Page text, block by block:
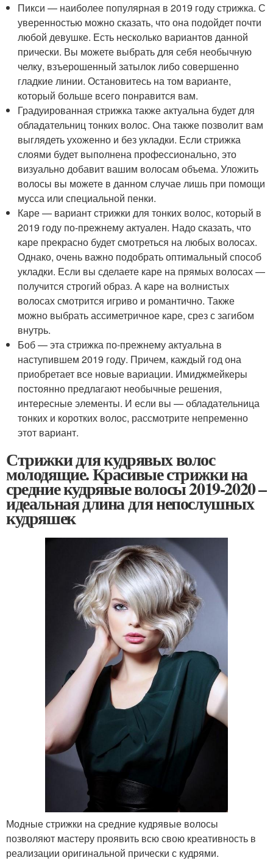
Пикси — наиболее популярная в 2019 году стрижка. С
уверенностью можно сказать, что она подойдет почти
любой девушке. Есть несколько вариантов данной
прически. Вы можете выбрать для себя необычную
челку, взъерошенный затылок либо совершенно
гладкие линии. Остановитесь на том варианте,
который больше всего понравится вам.
Градуированная стрижка также актуальна будет для
обладательниц тонких волос. Она также позволит вам
выглядеть ухоженно и без укладки. Если стрижка
слоями будет выполнена профессионально, это
визуально добавит вашим волосам объема. Уложить
волосы вы можете в данном случае лишь при помощи
мусса или специальной пенки.
Каре — вариант стрижки для тонких волос, который в
2019 году по-прежнему актуален. Надо сказать, что
каре прекрасно будет смотреться на любых волосах.
Однако, очень важно подобрать оптимальный способ
укладки. Если вы сделаете каре на прямых волосах —
получится строгий образ. А каре на волнистых
волосах смотрится игриво и романтично. Также
можно выбрать ассиметричное каре, срез с загибом
внутрь.
Боб — эта стрижка по-прежнему актуальна в
наступившем 2019 году. Причем, каждый год она
приобретает все новые вариации. Имиджмейкеры
постоянно предлагают необычные решения,
интересные элементы. И если вы — обладательница
тонких и коротких волос, рассмотрите непременно
этот вариант.
Стрижки для кудрявых волос
молодящие. Красивые стрижки на
средние кудрявые волосы 2019-2020 –
идеальная длина для непослушных
кудряшек
Модные стрижки на средние кудрявые волосы
позволяют мастеру проявить всю свою креативность в
реализации оригинальной прически с кудрями.